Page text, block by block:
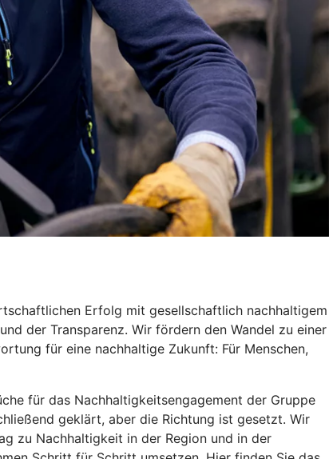
Erfolg mit gesellschaftlich nachhaltigem
der Transparenz. Wir fördern den Wandel zu einer
für eine nachhaltige Zukunft: Für Menschen,
für das Nachhaltigkeitsengagement der Gruppe
geklärt, aber die Richtung ist gesetzt. Wir
zu Nachhaltigkeit in der Region und in der